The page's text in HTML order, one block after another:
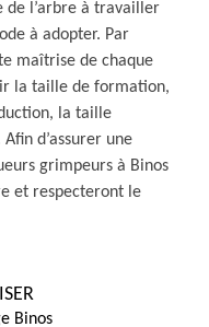
l’arbre à travailler
à adopter. Par
maîtrise de chaque
la taille de formation,
la taille
d’assurer une
grimpeurs à Binos
et respecteront le
Binos